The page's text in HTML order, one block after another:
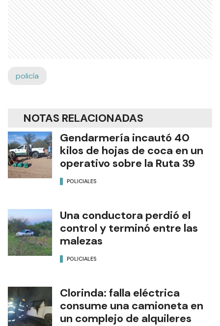
policía
NOTAS RELACIONADAS
Gendarmería incautó 40
kilos de hojas de coca en un
operativo sobre la Ruta 39
POLICIALES
Una conductora perdió el
control y terminó entre las
malezas
POLICIALES
Clorinda: falla eléctrica
consume una camioneta en
un complejo de alquileres